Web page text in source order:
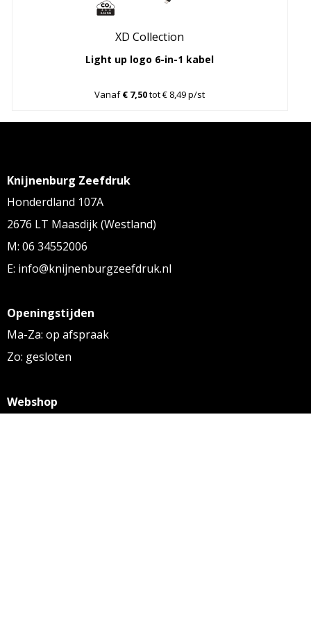
XD Collection
Light up logo 6-in-1 kabel
Vanaf€ 7,50tot € 8,49 p/st
Knijnenburg Zeefdruk
Honderdland 107A
2676 LT Maasdijk (Westland)
M: 06 34552006
E: info@knijnenburgzeefdruk.nl
Openingstijden
Ma-Za: op afspraak
Zo: gesloten
Webshop